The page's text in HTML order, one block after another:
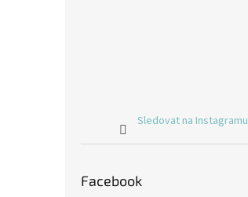
Sledovat na Instagramu
Facebook